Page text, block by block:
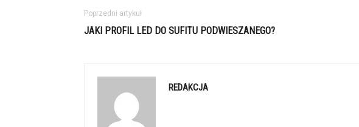
Poprzedni artykuł
JAKI PROFIL LED DO SUFITU PODWIESZANEGO?
REDAKCJA